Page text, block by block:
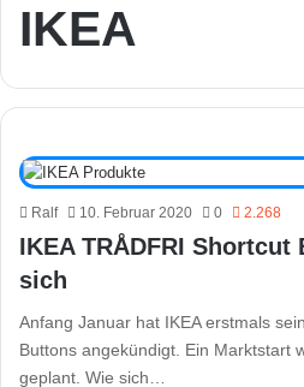
IKEA
Ralf 10. Februar 2020 0 2.268
IKEA TRÅDFRI
sich
Anfang Januar hat IKEA erstmals
Buttons angekündigt. Ein Marktstart
geplant. Wie sich…